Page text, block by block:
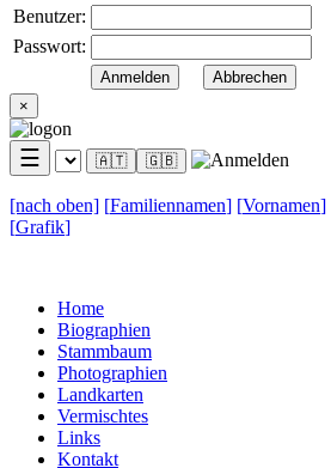
Benutzer:
Passwort:
×
☰ 🇦🇹 🇬🇧
[nach oben] [Familiennamen] [Vornamen]
[Grafik]
Home
Biographien
Stammbaum
Photographien
Landkarten
Vermischtes
Links
Kontakt